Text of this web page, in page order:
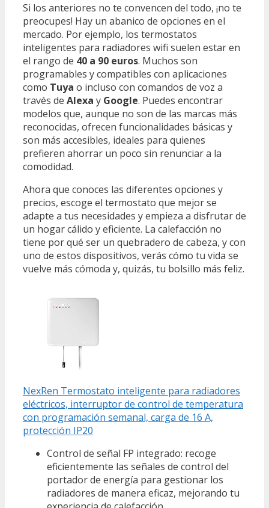
Si los anteriores no te convencen del todo, ¡no te
preocupes! Hay un abanico de opciones en el
mercado. Por ejemplo, los termostatos
inteligentes para radiadores wifi suelen estar en
el rango de 40 a 90 euros. Muchos son
programables y compatibles con aplicaciones
como Tuya o incluso con comandos de voz a
través de Alexa y Google. Puedes encontrar
modelos que, aunque no son de las marcas más
reconocidas, ofrecen funcionalidades básicas y
son más accesibles, ideales para quienes
prefieren ahorrar un poco sin renunciar a la
comodidad.
Ahora que conoces las diferentes opciones y
precios, escoge el termostato que mejor se
adapte a tus necesidades y empieza a disfrutar de
un hogar cálido y eficiente. La calefacción no
tiene por qué ser un quebradero de cabeza, y con
uno de estos dispositivos, verás cómo tu vida se
vuelve más cómoda y, quizás, tu bolsillo más feliz.
NexRen Termostato inteligente para radiadores
eléctricos, interruptor de control de temperatura
con programación semanal, carga de 16 A,
protección IP20
Control de señal FP integrado: recoge
eficientemente las señales de control del
portador de energía para gestionar los
radiadores de manera eficaz, mejorando tu